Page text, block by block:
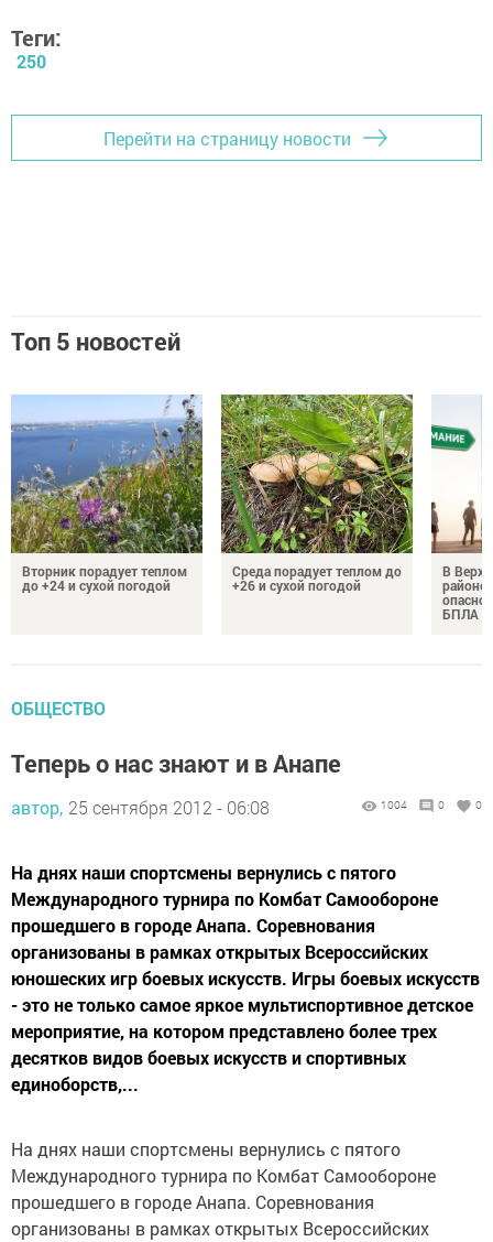
Теги:
250
Перейти на страницу новости
Топ 5 новостей
Вторник порадует теплом
до +24 и сухой погодой
Среда порадует теплом до
+26 и сухой погодой
В
районе
БПЛА
ОБЩЕСТВО
Теперь о нас знают и в Анапе
автор, 25 сентября 2012 - 06:08 1004 0 0
На днях наши спортсмены вернулись с пятого
Международного турнира по Комбат Самообороне
прошедшего в городе Анапа. Соревнования
организованы в рамках открытых Всероссийских
юношеских игр боевых искусств. Игры боевых искусств
- это не только самое яркое мультиспортивное детское
мероприятие, на котором представлено более трех
десятков видов боевых искусств и спортивных
единоборств,...
На днях наши спортсмены вернулись с пятого
Международного турнира по Комбат Самообороне
прошедшего в городе Анапа. Соревнования
организованы в рамках открытых Всероссийских